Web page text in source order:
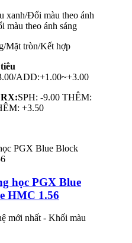
xanh/Đổi màu theo ánh
màu theo ánh sáng
Mặt tròn/Kết hợp
ADD:+1.00~+3.00
RX:SPH: -9.00 THÊM:
+3.50
học PGX Blue
HMC 1.56
mới nhất - Khối màu